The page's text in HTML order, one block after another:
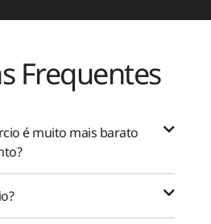
Frequentes
é muito mais barato